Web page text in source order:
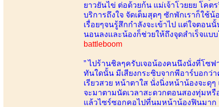
ยาวยันไข่ ต่อด้วยก้น แม่เจ้าโวยยย โค
บริการถึงใจ จัดเต็มสุดๆ ซักพักเราก็ใช้
เรื่อยๆจนรู้สึกกำลังจะเข้าไป แต่ใจตอน
นอนลงและน้องก็ช่วยให้ถึงจุดสำเร็จแบ
battleboom
” ไปร้านชิลๆครับเจอน้องคนนึงนั่งที่โซ
ทันใดนั้น มีเสียงกระซิบจากพีอาร์บอกว่
เรียวสวย หน้าตาใส นั่งนิ่งหน้าน้องจะดุ
จะมาตามนัดเวลาสะดวกตอนสองทุ่มหรื
แล้วไซร์ซอกคอไปที่นมหน้าน้องฟินมาก